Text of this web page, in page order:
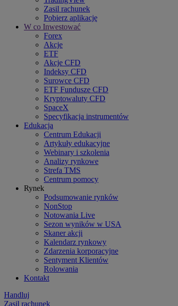
Zasil rachunek
Pobierz aplikację
W co Inwestować
Forex
Akcje
ETF
Akcje CFD
Indeksy CFD
Surowce CFD
ETF Fundusze CFD
Kryptowaluty CFD
SpaceX
Specyfikacja instrumentów
Edukacja
Centrum Edukacji
Artykuły edukacyjne
Webinary i szkolenia
Analizy rynkowe
Strefa TMS
Centrum pomocy
Rynek
Podsumowanie rynków
NonStop
Notowania Live
Sezon wyników w USA
Skaner akcji
Kalendarz rynkowy
Zdarzenia korporacyjne
Sentyment Klientów
Rolowania
Kontakt
Handluj
Zasil rachunek